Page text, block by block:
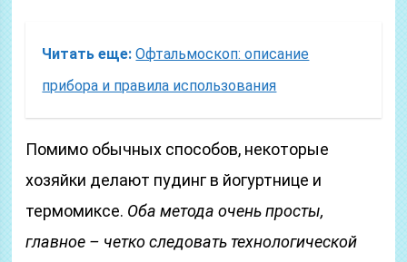
Читать еще: Офтальмоскоп: описание
прибора и правила использования
Помимо обычных способов, некоторые
хозяйки делают пудинг в йогуртнице и
термомиксе. Оба метода очень просты,
главное – четко следовать технологической